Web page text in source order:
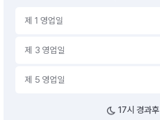
제 1 영업일
제 3 영업일
제 5 영업일
17시 경과후